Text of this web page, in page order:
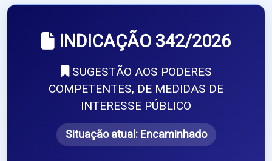
INDICAÇÃO 342/2026
SUGESTÃO AOS PODERES
COMPETENTES, DE MEDIDAS DE
INTERESSE PÚBLICO
Situação atual:Encaminhado